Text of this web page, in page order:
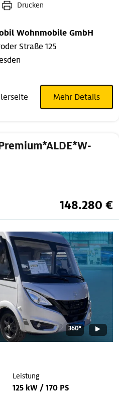
Drucken
Wohnmobile GmbH
Straße 125
Mehr Details
148.280 €
360°
Leistung
125 kW / 170 PS